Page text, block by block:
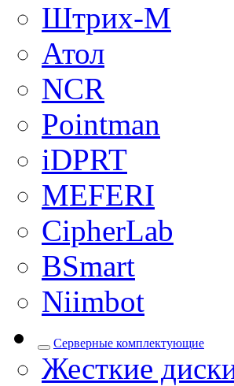
Штрих-М
Атол
NCR
Pointman
iDPRT
MEFERI
CipherLab
BSmart
Niimbot
Серверные комплектующие
Жесткие